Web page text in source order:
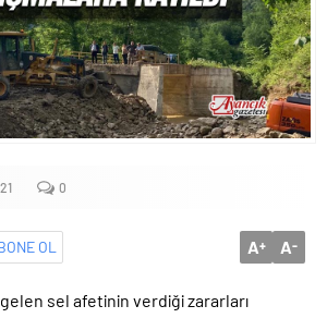
‘Bosna Hersek Mahallemizdeki Fera Şubemizi
açmayı planlıyoruz’
0
OL A+ A-
gelen sel afetinin verdiği zararları